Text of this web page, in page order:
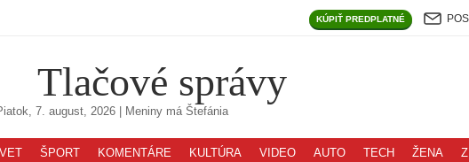
KÚPIŤ PREDPLATNÉ
Tlačové správy
7. august, 2026 | Meniny má Štefánia
ŠPORT KOMENTÁRE KULTÚRA VIDEO AUTO TECH ŽENA